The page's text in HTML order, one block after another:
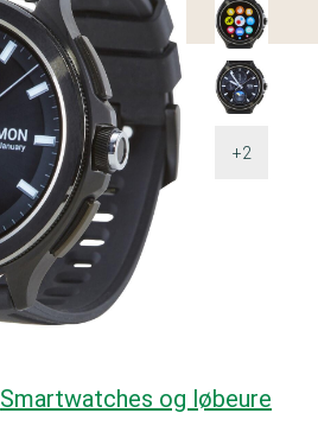
+2
Smartwatches og løbeure